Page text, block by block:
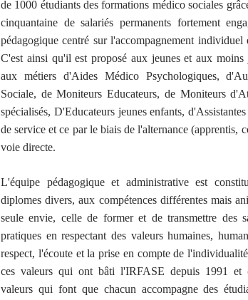
de 1000 étudiants des formations médico sociales
cinquantaine de salariés permanents fortement
pédagogique centré sur l'accompagnement individuel
C'est ainsi qu'il est proposé aux jeunes et aux moins
aux métiers d'Aides Médico Psychologiques,
Sociale, de Moniteurs Educateurs, de Moniteurs
spécialisés, D'Educateurs jeunes enfants,
de service et ce par le biais de l'alternance (apprentis,
voie directe.
L'équipe pédagogique et administrative est
diplomes divers, aux compétences différentes mais
seule envie, celle de former et de transmettre des
pratiques en respectant des valeurs humaines,
respect, l'écoute et la prise en compte de
ces valeurs qui ont bâti l'IRFASE depuis 1991 et
valeurs qui font que chacun accompagne des